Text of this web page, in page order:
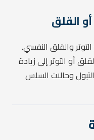
القلق
والقلق النفسي.
أو التوتر إلى زيادة
وحالات السلس